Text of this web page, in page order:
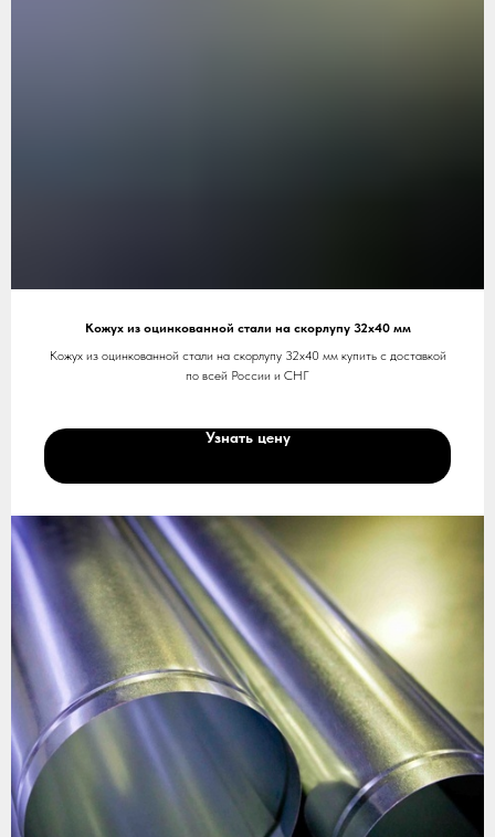
Кожух из оцинкованной стали на скорлупу 32х40 мм
Кожух из оцинкованной стали на скорлупу 32х40 мм купить с доставкой
по всей России и СНГ
Узнать цену